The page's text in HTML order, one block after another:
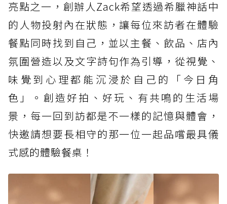
亮點之一，創辦人Zack希望透過希臘神話中
的人物投射內在狀態，讓每位來訪者在體驗
餐點同時找到自己，並以主餐、飲品、店內
氛圍營造以及文字詩句作為引導，從視覺、
味覺到心理都能沉浸於自己的「今日角
色」。創造好拍、好玩、有共鳴的生活場
景，每一回到訪都是不一樣的記憶與體會，
快邀請想要長相守的那一位一起品嚐最具儀
式感的體驗餐桌！